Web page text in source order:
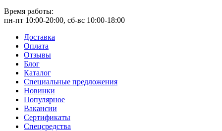
Время работы:
пн-пт 10:00-20:00, сб-вс 10:00-18:00
Доставка
Оплата
Отзывы
Блог
Каталог
Специальные предложения
Новинки
Популярное
Вакансии
Сертификаты
Спецсредства